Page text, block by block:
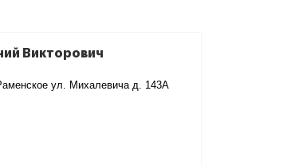
Викторович
ул. Михалевича д. 143А